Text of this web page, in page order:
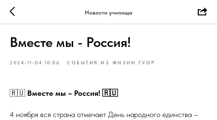
Новости училища
Вместе мы - Россия!
2024-11-04 10:06 СОБЫТИЯ ИЗ ЖИЗНИ ГУОР
🇷🇺 Вместе мы – Россия! 🇷🇺
4 ноября вся страна отмечает День народного единства –